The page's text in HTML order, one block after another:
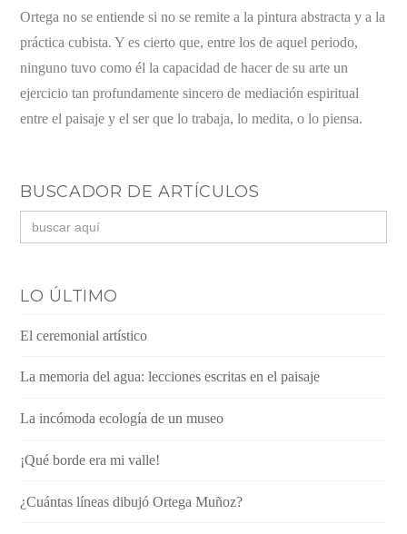
Ortega no se entiende si no se remite a la pintura abstracta y a la
práctica cubista. Y es cierto que, entre los de aquel periodo,
ninguno tuvo como él la capacidad de hacer de su arte un
ejercicio tan profundamente sincero de mediación espiritual
entre el paisaje y el ser que lo trabaja, lo medita, o lo piensa.
BUSCADOR DE ARTÍCULOS
Buscar:
LO ÚLTIMO
El ceremonial artístico
La memoria del agua: lecciones escritas en el paisaje
La incómoda ecología de un museo
¡Qué borde era mi valle!
¿Cuántas líneas dibujó Ortega Muñoz?